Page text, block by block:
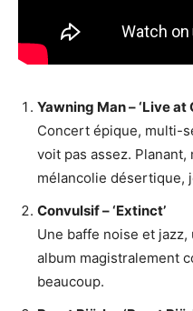
Yawning Man – ‘Live at
Concert épique, multi-
voit pas assez.
mélancolie désertique,
Convulsif – ‘Extinct’
Une baffe noise et
album magistralement
beaucoup.